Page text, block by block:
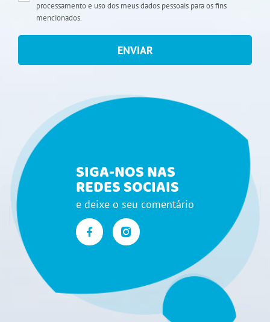
processamento e uso dos meus dados pessoais para os fins
mencionados.
ENVIAR
SIGA-NOS NAS
REDES SOCIAIS
e deixe o seu comentário